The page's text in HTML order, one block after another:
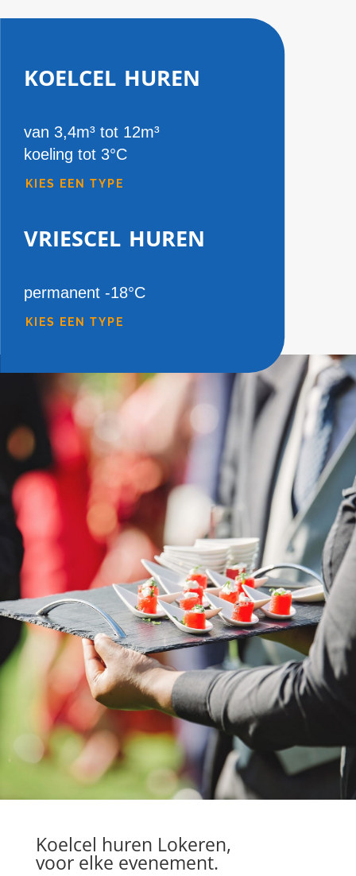
koelcel huren
van 3,4m³ tot 12m³
koeling tot 3°C
KIES EEN TYPE
vriescel huren
permanent -18°C
KIES EEN TYPE
Koelcel huren Lokeren,
voor elke evenement.